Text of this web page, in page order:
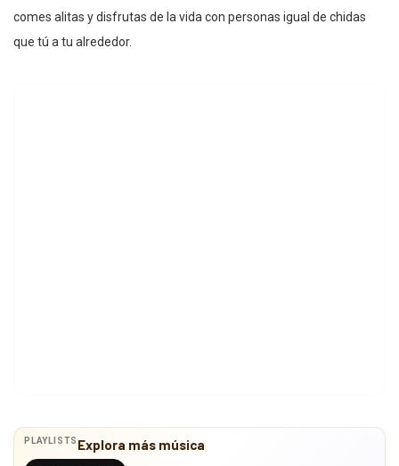
comes alitas y disfrutas de la vida con personas igual de chidas
que tú a tu alrededor.
PLAYLISTS Explora más música